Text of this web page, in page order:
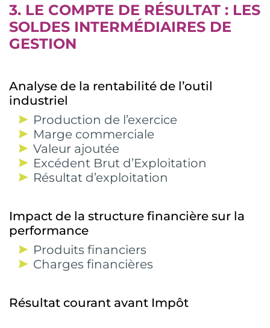
3. LE COMPTE DE RÉSULTAT : LES
SOLDES INTERMÉDIAIRES DE
GESTION
Analyse de la rentabilité de l’outil
industriel
Production de l’exercice
Marge commerciale
Valeur ajoutée
Excédent Brut d’Exploitation
Résultat d’exploitation
Impact de la structure financière sur la
performance
Produits financiers
Charges financières
Résultat courant avant Impôt